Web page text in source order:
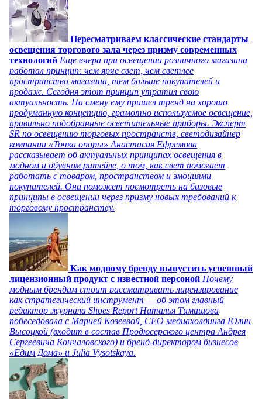
Пересматриваем классические стандарты
освещения торгового зала через призму современных
технологий Еще вчера при освещении розничного магазина
работал принцип: чем ярче свет, чем светлее
пространство магазина, тем больше покупателей и
продаж. Сегодня этот принцип утратил свою
актуальность. На смену ему пришел тренд на хорошо
продуманную концепцию, грамотно используемое освещение,
правильно подобранные осветительные приборы. Эксперт
SR по освещению торговых пространств, светодизайнер
компании «Точка опоры» Анастасия Ефремова
рассказывает об актуальных принципах освещения в
модном и обувном ритейле, о том, как свет помогает
работать с товаром, пространством и эмоциями
покупателей. Она поможет посмотреть на базовые
принципы в освещении через призму новых требований к
торговому пространству.
Как модному бренду выпустить успешный
лицензионный продукт с известной персоной Почему
модным брендам стоит рассматривать лицензирование
как стратегический инструмент — об этом главный
редактор журнала Shoes Report Наталья Тимашова
побеседовала с Марией Козеевой, СЕО медиахолдинга Юлии
Высоцкой (входит в состав Продюсерского центра Андрея
Сергеевича Кончаловского) и бренд-директором бизнесов
«Едим Дома» и Julia Vysotskaya.